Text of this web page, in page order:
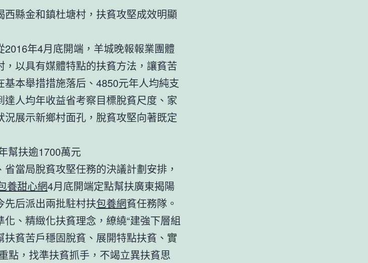
縣金和鎮杜塘村，扶貧攻堅成效明顯
年4月底開端，羊城晚報報業團體
以具有媒體特點的扶貧方法，讓貧苦
本舉措措施落后、4850元年人均純支
人均年收益省考察目標脫貧尺度、家
展示新鄉村面孔，脫貧攻堅向著既定
扶逾1700萬元
省當局脫貧攻堅任務的決議計劃安排，
養甜心網4月底開端定點幫扶廣東揭陽
先后派出兩批駐村扶包養網貧任務隊。
、精緻化扶貧理念，繚繞“建強下層組
貧苦戶穩固脫貧、展開特點扶貧、實
點，找準扶貧抓手，不竭立異扶貧思